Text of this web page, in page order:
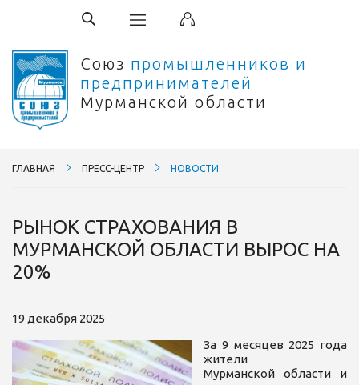
Союз промышленников и
предпринимателей
Мурманской области
ГЛАВНАЯ ПРЕСС-ЦЕНТР НОВОСТИ
РЫНОК СТРАХОВАНИЯ В
МУРМАНСКОЙ ОБЛАСТИ ВЫРОС НА
20%
19 декабря 2025
За 9 месяцев 2025 года
жители
Мурманской области и